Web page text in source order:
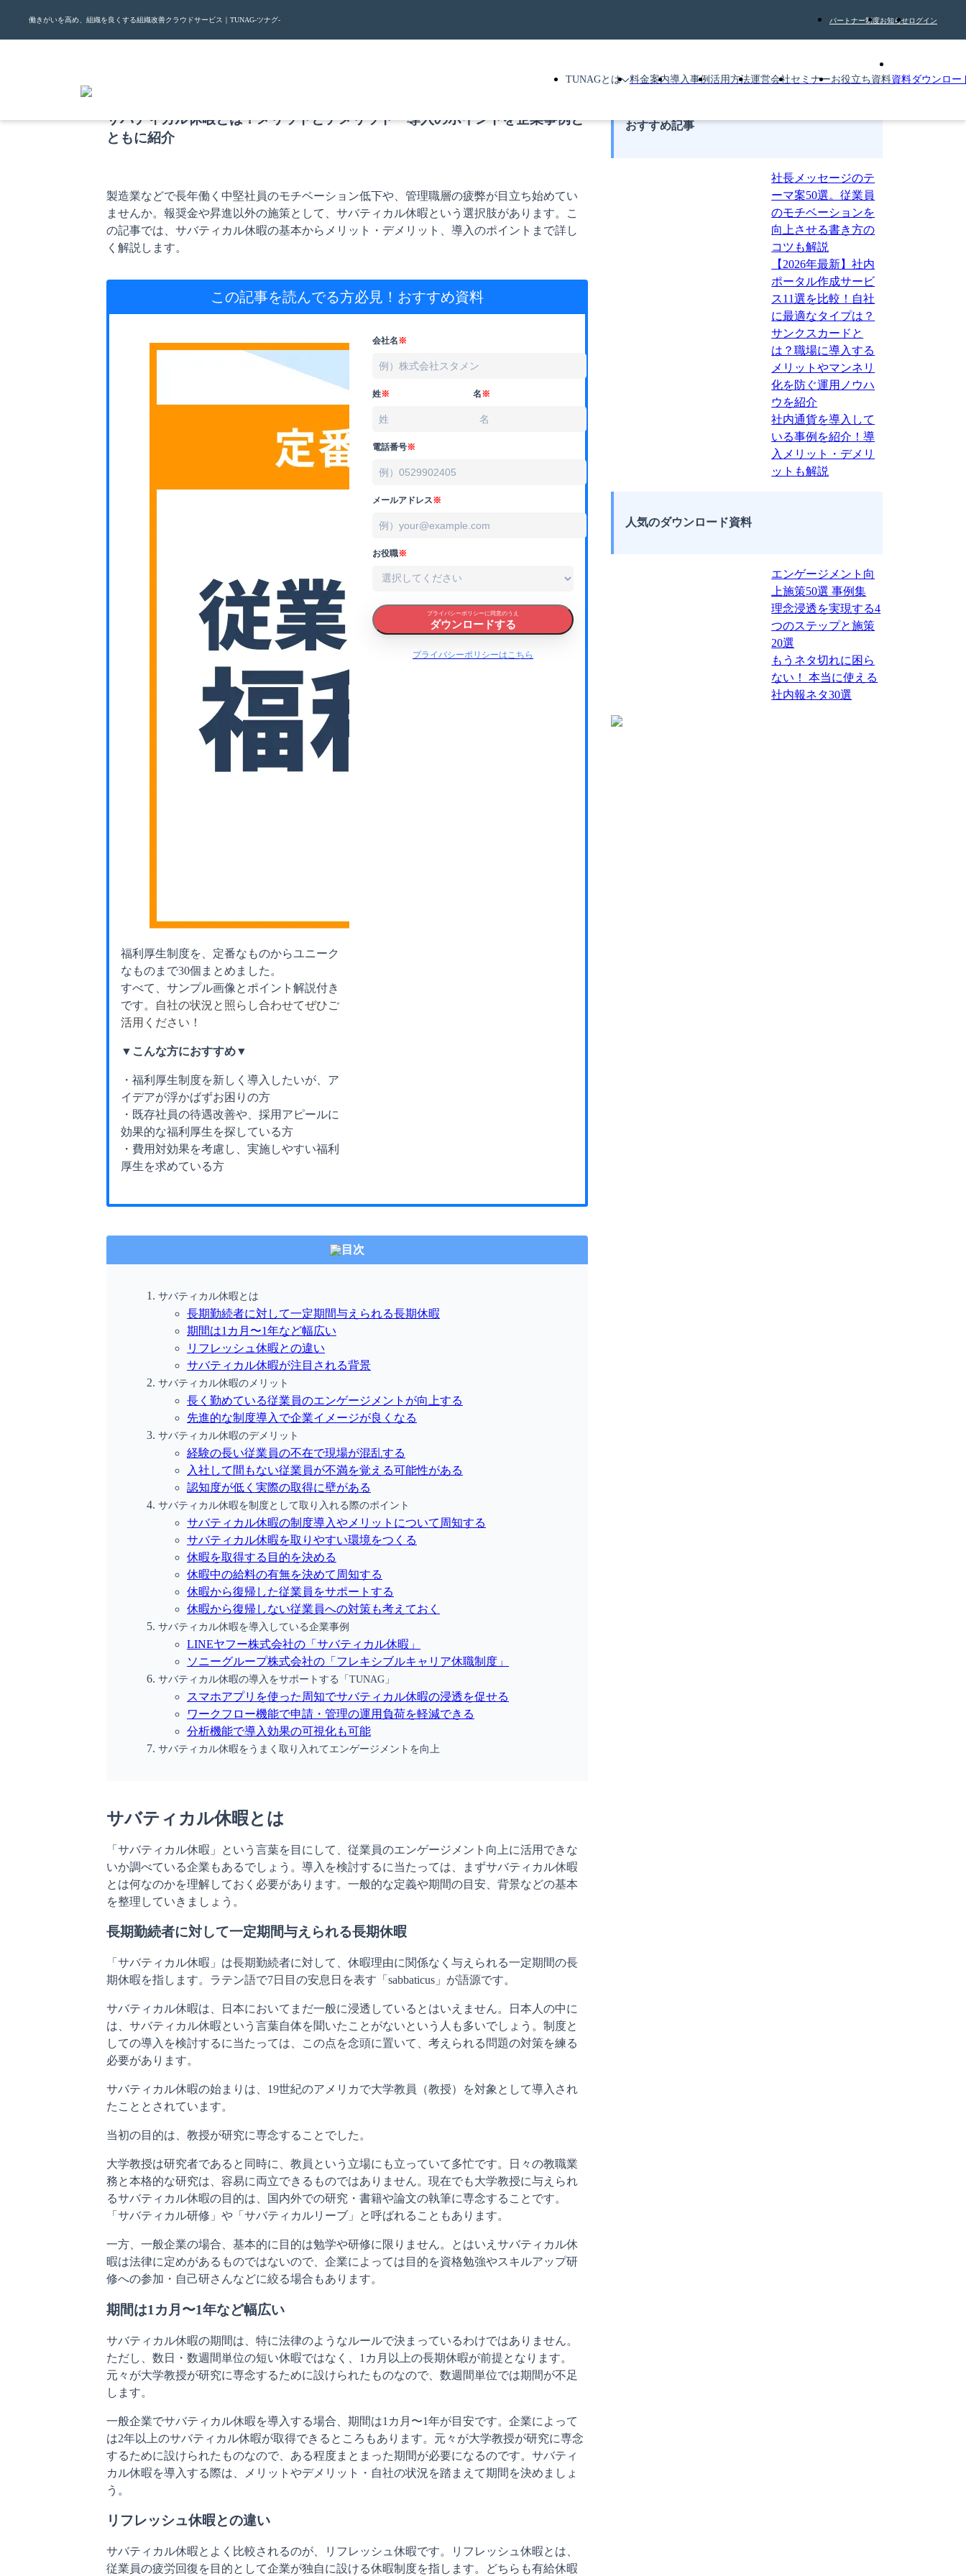
働きがいを高め、組織を良くする組織改善クラウドサービス｜TUNAG-ツナグ- パートナー制度お知らせログイン
TUNAGとは 料金案内導入事例 活用方法運営会社セミナーお役立ち資料資料ダウンロー
サバティカル休暇とは？メリットとデメリット・導入のポイントを企業事例と
ともに紹介
製造業などで長年働く中堅社員のモチベーション低下や、管理職層の疲弊が目立ち始めてい
ませんか。報奨金や昇進以外の施策として、サバティカル休暇という選択肢があります。こ
の記事では、サバティカル休暇の基本からメリット・デメリット、導入のポイントまで詳し
く解説します。
この記事を読んでる方必見！ おすすめ資料
福利厚生制度を、定番なものからユニーク
なものまで30個まとめました。
すべて、サンプル画像とポイント解説付き
です。
自社の状況と照らし合わせてぜひご
活用ください！
▼こんな方におすすめ▼
・福利厚生制度を新しく導入したいが、ア
イデアが浮かばずお困りの方
・既存社員の待遇改善や、採用アピールに
効果的な福利厚生を探している方
・費用対効果を考慮し、実施しやすい福利
厚生を求めている方
会社名※
姓※ 名※
電話番号※
メールアドレス※
お役職※
プライバシーポリシーに同意のうえ
ダウンロードする
プライバシーポリシーはこちら
目次
サバティカル休暇とは
長期勤続者に対して一定期間与えられる長期休暇
期間は1カ月〜1年など幅広い
リフレッシュ休暇との違い
サバティカル休暇が注目される背景
サバティカル休暇のメリット
長く勤めている従業員のエンゲージメントが向上する
先進的な制度導入で企業イメージが良くなる
サバティカル休暇のデメリット
経験の長い従業員の不在で現場が混乱する
入社して間もない従業員が不満を覚える可能性がある
認知度が低く実際の取得に壁がある
サバティカル休暇を制度として取り入れる際のポイント
サバティカル休暇の制度導入やメリットについて周知する
サバティカル休暇を取りやすい環境をつくる
休暇を取得する目的を決める
休暇中の給料の有無を決めて周知する
休暇から復帰した従業員をサポートする
休暇から復帰しない従業員への対策も考えておく
サバティカル休暇を導入している企業事例
LINEヤフー株式会社の「サバティカル休暇」
ソニーグループ株式会社の「フレキシブルキャリア休職制度」
サバティカル休暇の導入をサポートする「TUNAG」
スマホアプリを使った周知でサバティカル休暇の浸透を促せる
ワークフロー機能で申請・管理の運用負荷を軽減できる
分析機能で導入効果の可視化も可能
サバティカル休暇をうまく取り入れてエンゲージメントを向上
サバティカル休暇とは
「サバティカル休暇」という言葉を目にして、従業員のエンゲージメント向上に活用できな
いか調べている企業もあるでしょう。導入を検討するに当たっては、まずサバティカル休暇
とは何なのかを理解しておく必要があります。一般的な定義や期間の目安、背景などの基本
を整理していきましょう。
長期勤続者に対して一定期間与えられる長期休暇
「サバティカル休暇」は長期勤続者に対して、休暇理由に関係なく与えられる一定期間の長
期休暇を指します。ラテン語で7日目の安息日を表す「sabbaticus」が語源です。
サバティカル休暇は、日本においてまだ一般に浸透しているとはいえません。日本人の中に
は、サバティカル休暇という言葉自体を聞いたことがないという人も多いでしょう。制度と
しての導入を検討するに当たっては、この点を念頭に置いて、考えられる問題の対策を練る
必要があります。
サバティカル休暇の始まりは、19世紀のアメリカで大学教員（教授）を対象として導入され
たこととされています。
当初の目的は、教授が研究に専念することでした。
大学教授は研究者であると同時に、教員という立場にも立っていて多忙です。日々の教職業
務と本格的な研究は、容易に両立できるものではありません。現在でも大学教授に与えられ
るサバティカル休暇の目的は、国内外での研究・書籍や論文の執筆に専念することです。
「サバティカル研修」や「サバティカルリーブ」と呼ばれることもあります。
一方、一般企業の場合、基本的に目的は勉学や研修に限りません。とはいえサバティカル休
暇は法律に定めがあるものではないので、企業によっては目的を資格勉強やスキルアップ研
修への参加・自己研さんなどに絞る場合もあります。
期間は1カ月〜1年など幅広い
サバティカル休暇の期間は、特に法律のようなルールで決まっているわけではありません。
ただし、数日・数週間単位の短い休暇ではなく、1カ月以上の長期休暇が前提となります。
元々が大学教授が研究に専念するために設けられたものなので、数週間単位では期間が不足
します。
一般企業でサバティカル休暇を導入する場合、期間は1カ月〜1年が目安です。企業によって
は2年以上のサバティカル休暇が取得できるところもあります。元々が大学教授が研究に専念
するために設けられたものなので、ある程度まとまった期間が必要になるのです。サバティ
カル休暇を導入する際は、メリットやデメリット・自社の状況を踏まえて期間を決めましょ
う。
リフレッシュ休暇との違い
サバティカル休暇とよく比較されるのが、リフレッシュ休暇です。リフレッシュ休暇とは、
従業員の疲労回復を目的として企業が独自に設ける休暇制度を指します。どちらも有給休暇
おすすめ記事
社長メッセージのテ
ーマ案50選。従業員
のモチベーションを
向上させる書き方の
コツも解説
【2026年最新】社内
ポータル作成サービ
ス11選を比較！自社
に最適なタイプは？
サンクスカードと
は？職場に導入する
メリットやマンネリ
化を防ぐ運用ノウハ
ウを紹介
社内通貨を導入して
いる事例を紹介！導
入メリット・デメリ
ットも解説
人気のダウンロード資料
エンゲージメント向
上施策50選 事例集
理念浸透を実現する4
つのステップと施策
20選
もうネタ切れに困ら
ない！ 本当に使える
社内報ネタ30選